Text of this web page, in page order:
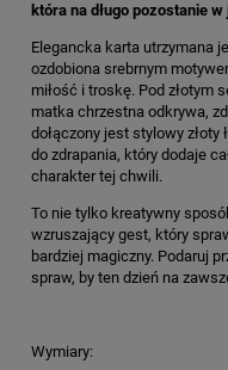
która na długo pozostanie
Elegancka karta utrzymana
ozdobiona srebrnym
miłość i troskę. Pod złotym
matka chrzestna odkrywa,
dołączony jest stylowy
do zdrapania, który dodaje
charakter tej chwili.
To nie tylko kreatywny
wzruszający gest, który
bardziej magiczny. Podaruj
spraw, by ten dzień na
Wymiary: